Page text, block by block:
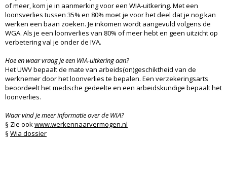
of meer, kom je in aanmerking voor een WIA-uitkering. Met een
loonsverlies tussen 35% en 80% moet je voor het deel dat je nog kan
werken een baan zoeken. Je inkomen wordt aangevuld volgens de
WGA. Als je een loonverlies van 80% of meer hebt en geen uitzicht op
verbetering val je onder de IVA.
Hoe en waar vraag je een WIA-uitkering aan?
Het UWV bepaalt de mate van arbeids(on)geschiktheid van de
werknemer door het loonverlies te bepalen. Een verzekeringsarts
beoordeelt het medische gedeelte en een arbeidskundige bepaalt het
loonverlies.
Waar vind je meer informatie over de WIA?
§ Zie ookwww.werkennaarvermogen.nl
§ Wia dossier